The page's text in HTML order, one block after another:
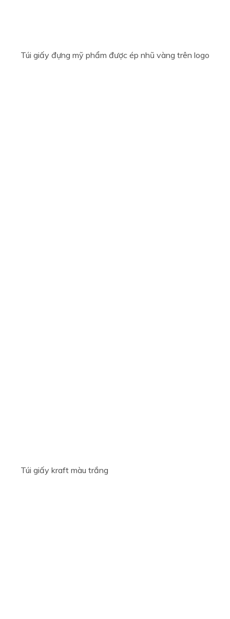
Túi giấy đựng mỹ phẩm được ép nhũ vàng trên logo
Túi giấy kraft màu trắng